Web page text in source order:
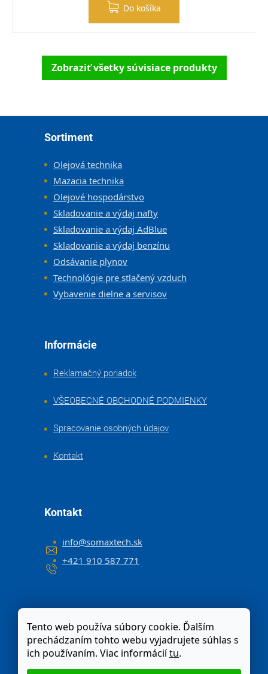
Tento web používa súbory cookie. Ďalším
prechádzaním tohto webu vyjadrujete súhlas s
ich používaním. Viac informáciítu.
Do košíka
Zobraziť všetky súvisiace produkty
Sortiment
Olejová technika
Mazacia technika
Olejové hospodárstvo
Skladovanie a výdaj nafty
Skladovanie a výdaj AdBlue
Skladovanie a výdaj benzínu
Odsávanie plynov
Technológie pre stlačený vzduch
Vybavenie dielne a servisov
Informácie
Reklamačný poriadok
VŠEOBECNÉ OBCHODNÉ PODMIENKY
Spracovanie osobných údajov
Kontakt
Kontakt
info@somaxtech.sk
+421 910 587 771